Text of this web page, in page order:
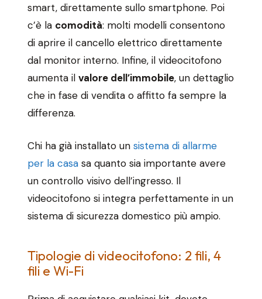
smart, direttamente sullo smartphone. Poi
c’è la comodità: molti modelli consentono
di aprire il cancello elettrico direttamente
dal monitor interno. Infine, il videocitofono
aumenta il valore dell’immobile, un dettaglio
che in fase di vendita o affitto fa sempre la
differenza.
Chi ha già installato un sistema di allarme
per la casa sa quanto sia importante avere
un controllo visivo dell’ingresso. Il
videocitofono si integra perfettamente in un
sistema di sicurezza domestico più ampio.
Tipologie di videocitofono: 2 fili, 4
fili e Wi-Fi